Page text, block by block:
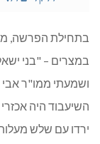
בתחילת הפרשה,
במצרים – "בני
ושמעתי ממו"ר
השיעבוד היה אכזרי
ירדו עם שלש